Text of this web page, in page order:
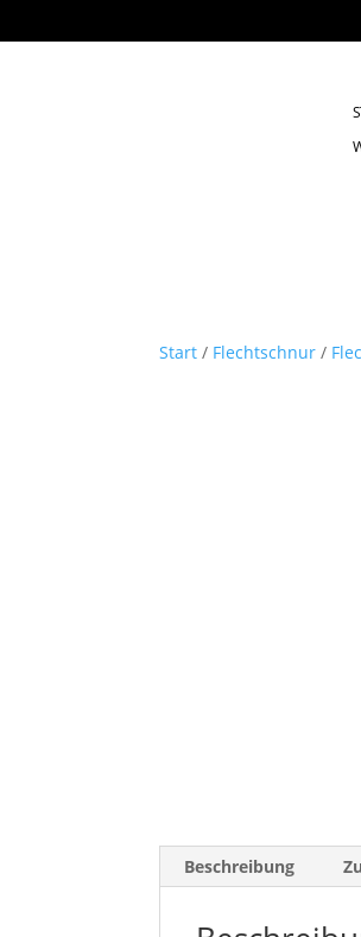
Start / Flechtschnur /
Beschreibung